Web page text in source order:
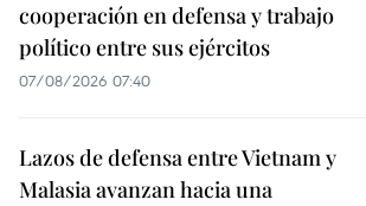
cooperación en defensa y trabajo
político entre sus ejércitos
07/08/2026 07:40
Lazos de defensa entre Vietnam y
Malasia avanzan hacia una